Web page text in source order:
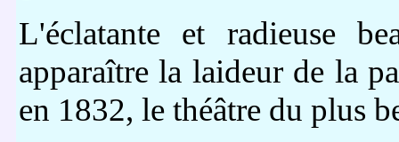
L'éclatante et radieuse
apparaître la laideur de la
en 1832, le théâtre du plus